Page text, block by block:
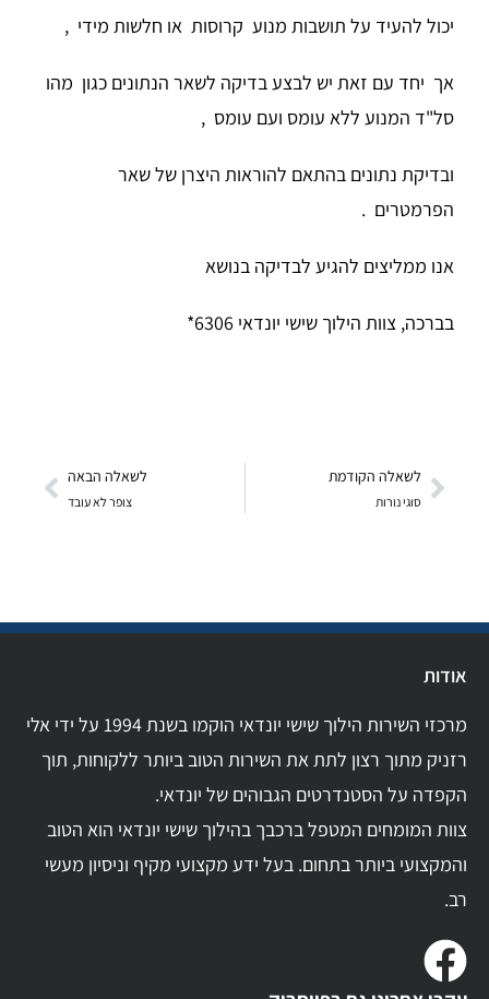
יכול להעיד על תושבות מנוע קרוסות או חלשות מידי ,
אך יחד עם זאת יש לבצע בדיקה לשאר הנתונים כגון מהו
סל"ד המנוע ללא עומס ועם עומס ,
ובדיקת נתונים בהתאם להוראות היצרן של שאר
הפרמטרים .
אנו ממליצים להגיע לבדיקה בנושא
בברכה, צוות הילוך שישי יונדאי 6306*
לשאלה הקודמת
סוגי נורות
לשאלה הבאה
צופר לא עובד
אודות
מרכזי השירות הילוך שישי יונדאי הוקמו בשנת 1994 על ידי אלי
רזניק מתוך רצון לתת את השירות הטוב ביותר ללקוחות, תוך
הקפדה על הסטנדרטים הגבוהים של יונדאי.
צוות המומחים המטפל ברכבך בהילוך שישי יונדאי הוא הטוב
והמקצועי ביותר בתחום. בעל ידע מקצועי מקיף וניסיון מעשי
רב.